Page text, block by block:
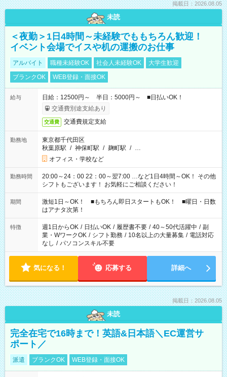
掲載日：2026.08.05
未読
＜夜勤＞1日4時間～未経験でももちろん歓迎！
イベント会場でイスや机の運搬のお仕事
アルバイト 職種未経験OK 社会人未経験OK
大学生歓迎
ブランクOK
WEB登録・面接OK
給与
日給：12500円～ 半日：5000円～ ■日払いOK！
交通費別途支給あり
交通費 交通費規定支給
勤務地
東京都千代田区
秋葉原駅 / 神保町駅 / 麹町駅 / …
オフィス・学校など
勤務時間
20:00～24：00 22：00～翌7:00 …など1日4時間～OK！ その他
シフトもございます！ お気軽にご相談ください！
期間
激短1日～OK！ ■もちろん即日スタートもOK！ ■曜日・日数
はアナタ次第！
特徴 週1日からOK / 日払いOK / 履歴書不要 / 40～50代活躍中 / 副
業・WワークOK / シフト勤務 / 10名以上の大量募集 / 電話対応
なし / パソコンスキル不要
気になる！ 応募する 詳細へ
掲載日：2026.08.05
未読
完全在宅で16時まで！英語&日本語＼EC運営サ
ポート／
派遣 ブランクOK WEB登録・面接OK